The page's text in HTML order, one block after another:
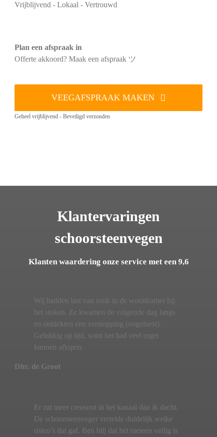
Vrijblijvend - Lokaal - Vertrouwd
Plan een afspraak in
Offerte akkoord? Maak een afspraak ツ
VEEGAFSPRAAK MAKEN
Geheel vrijblijvend - Beveiligd verzonden
Klantervaringen
schoorsteenvegen
Klanten waardering onze service met een 9,6
Wij hadden last van rook in de woonkamer bij
het stoken. Ze kwamen de volgende dag langs
en ontdekten een verstopping (vogelnest).
Gelukkig op tijd, want het had veel erger
kunnen aflopen.
Dhr. de Groot
Er zat meer creosoot in het kanaal dan ik dacht.
De schoorsteenveger vertelde duidelijk welke
risico’s dat gaf. Ben blij dat het meteen veilig is